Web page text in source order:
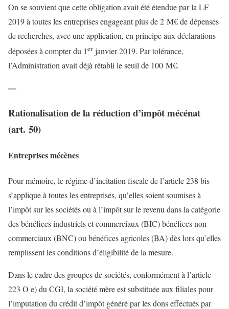
On se souvient que cette obligation avait été étendue par la LF
2019 à toutes les entreprises engageant plus de 2 M€ de dépenses
de recherches, avec une application, en principe aux déclarations
déposées à compter du 1erjanvier 2019. Par tolérance,
l’Administration avait déjà rétabli le seuil de 100 M€.
—
Rationalisation de la réduction d’impôt mécénat
(art. 50)
Entreprises mécènes
Pour mémoire, le régime d’incitation fiscale de l’article 238 bis
s’applique à toutes les entreprises, qu’elles soient soumises à
l’impôt sur les sociétés ou à l’impôt sur le revenu dans la catégorie
des bénéfices industriels et commerciaux (BIC) bénéfices non
commerciaux (BNC) ou bénéfices agricoles (BA) dès lors qu’elles
remplissent les conditions d’éligibilité de la mesure.
Dans le cadre des groupes de sociétés, conformément à l’article
223 O e) du CGI, la société mère est substituée aux filiales pour
l’imputation du crédit d’impôt généré par les dons effectués par